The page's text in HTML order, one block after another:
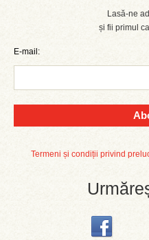
Lasă-ne
și fii primul
E-mail:
Termeni și condiții privind